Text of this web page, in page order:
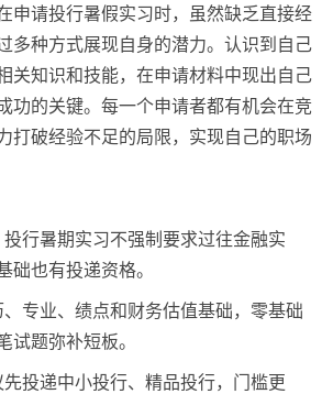
申请投行暑假实习时，虽然缺乏直接经
多种方式展现自身的潜力。认识到自己
关知识和技能，在申请材料中现出自己
功的关键。每一个申请者都有机会在竞
打破经验不足的局限，实现自己的职场
行暑期实习不强制要求过往金融实
础也有投递资格。
专业、绩点和财务估值基础，零基础
试题弥补短板。
投递中小投行、精品投行，门槛更